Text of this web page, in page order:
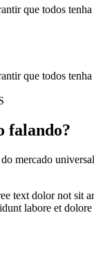
que todos
que todos
falando?
mercado universal
text dolor not sit
labore et dolore